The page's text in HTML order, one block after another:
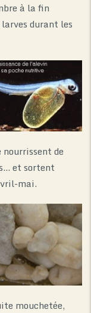
à la fin
durant les
nourrissent de
et sortent
mai.
mouchetée,